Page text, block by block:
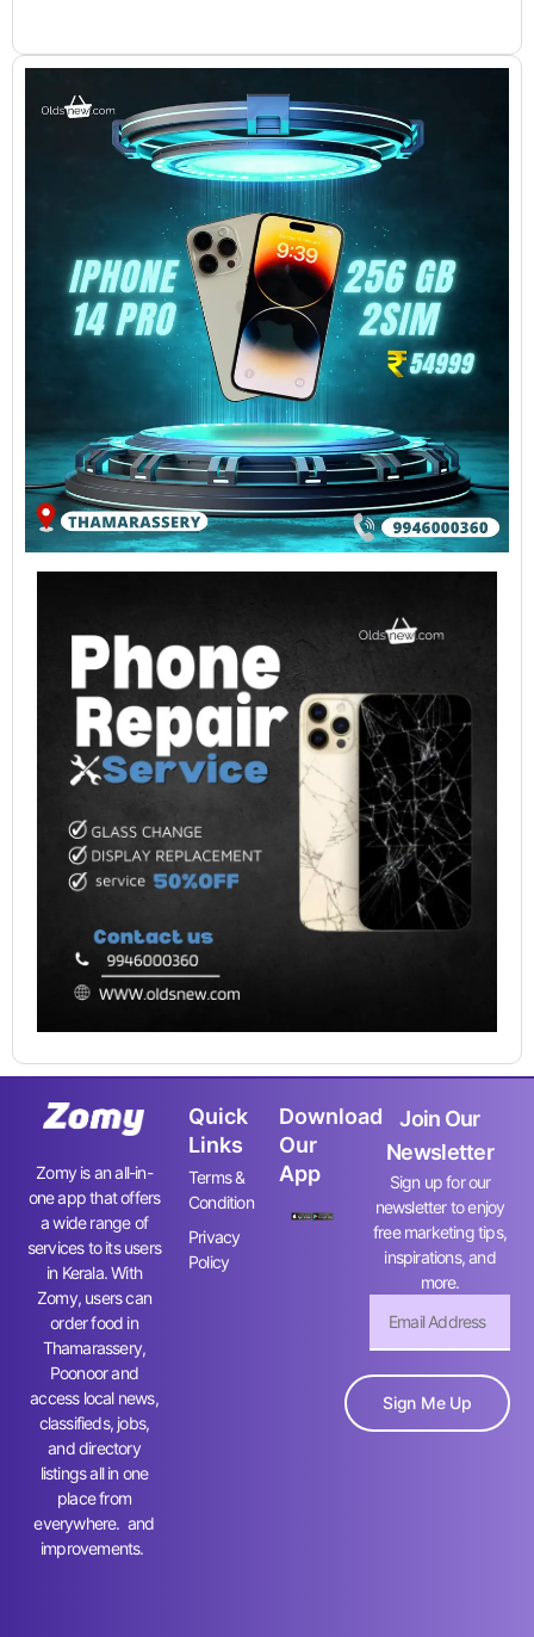
Zomy is an all-in-
one app that offers
a wide range of
services to its users
in Kerala. With
Zomy, users can
order food in
Thamarassery,
Poonoor and
access local news,
classifieds, jobs,
and directory
listings all in one
place from
everywhere. and
improvements.
Quick
Links
Terms &
Condition
Privacy
Policy
Download
Our
App
Join Our
Newsletter
Sign up for our
newsletter to enjoy
free marketing tips,
inspirations, and
more.
Sign Me Up